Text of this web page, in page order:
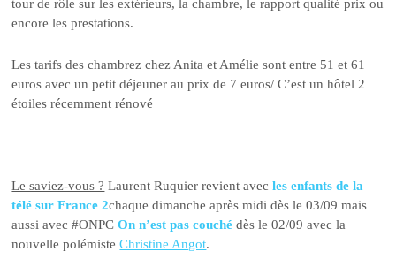
tour de rôle sur les extérieurs, la chambre, le rapport qualité prix ou
encore les prestations.
Les tarifs des chambrez chez Anita et Amélie sont entre 51 et 61
euros avec un petit déjeuner au prix de 7 euros/ C’est un hôtel 2
étoiles récemment rénové
Le saviez-vous ? Laurent Ruquier revient avecles enfants de la
télé sur France 2chaque dimanche après midi dès le 03/09 mais
aussi avec #ONPCOn n’est pas couché dès le 02/09 avec la
nouvelle polémisteChristine Angot.